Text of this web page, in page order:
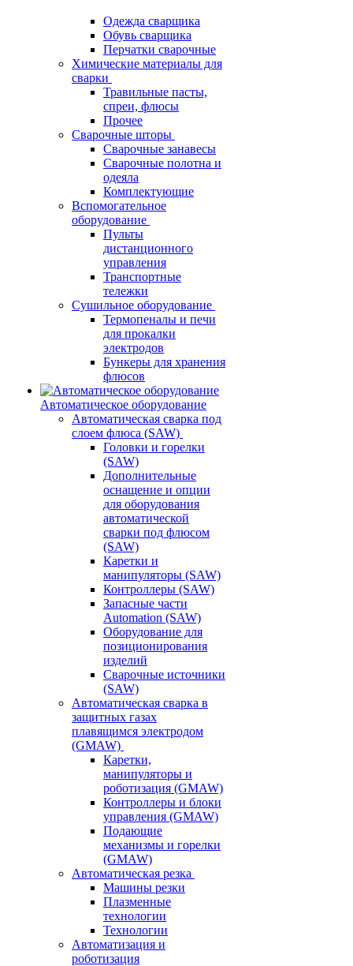
Одежда сварщика
Обувь сварщика
Перчатки сварочные
Химические материалы для
сварки
Травильные пасты,
спреи, флюсы
Прочее
Сварочные шторы
Сварочные занавесы
Сварочные полотна и
одеяла
Комплектующие
Вспомогательное
оборудование
Пульты
дистанционного
управления
Транспортные
тележки
Сушильное оборудование
Термопеналы и печи
для прокалки
электродов
Бункеры для хранения
флюсов
Автоматическое оборудование
Автоматическая сварка под
слоем флюса (SAW)
Головки и горелки
(SAW)
Дополнительные
оснащение и опции
для оборудования
автоматической
сварки под флюсом
(SAW)
Каретки и
манипуляторы (SAW)
Контроллеры (SAW)
Запасные части
Automation (SAW)
Оборудование для
позиционирования
изделий
Сварочные источники
(SAW)
Автоматическая сварка в
защитных газах
плавящимся электродом
(GMAW)
Каретки,
манипуляторы и
роботизация (GMAW)
Контроллеры и блоки
управления (GMAW)
Подающие
механизмы и горелки
(GMAW)
Автоматическая резка
Машины резки
Плазменные
технологии
Технологии
Автоматизация и
роботизация